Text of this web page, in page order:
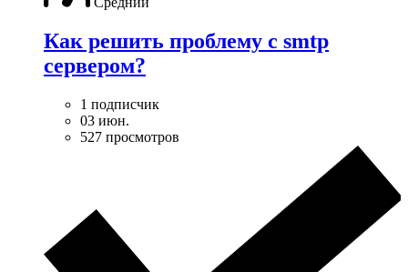
Как решить проблему с smtp
сервером?
1 подписчик
03 июн.
527 просмотров